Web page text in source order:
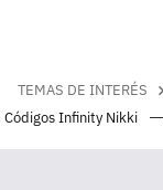
TEMAS DE INTERÉS
Códigos Infinity Nikki